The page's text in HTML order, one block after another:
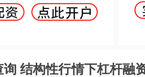
结构性行情下杠杆融